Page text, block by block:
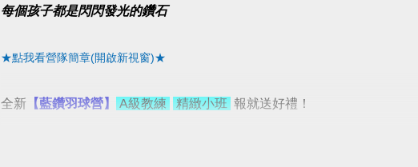
每個孩子都是閃閃發光的鑽石
★點我看營隊簡章(開啟新視窗)★
全新【藍鑽羽球營】 A級教練 精緻小班報就送好禮！